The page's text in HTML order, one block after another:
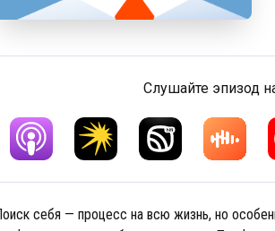
Слушайте эпизод
себя — процесс на всю жизнь, но